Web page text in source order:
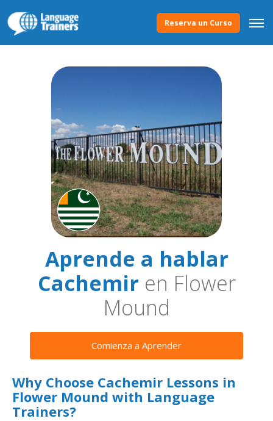
Reserva un Curso
Aprende a hablar
Cachemiren Flower
Mound
Comienza a Aprender
Why Choose Cachemir Lessons in
Flower Mound with Language
Trainers?